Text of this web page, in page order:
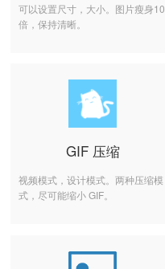
可以设置尺寸，大小。图片瘦身10
倍，保持清晰。
GIF 压缩
视频模式，设计模式。两种压缩模
式，尽可能缩小 GIF。